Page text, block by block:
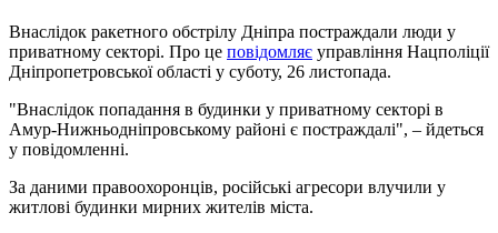
Внаслідок ракетного обстрілу Дніпра постраждали люди у
приватному секторі. Про це повідомляє управління Нацполіції
Дніпропетровської області у суботу, 26 листопада.
"Внаслідок попадання в будинки у приватному секторі в
Амур-Нижньодніпровському районі є постраждалі", – йдеться
у повідомленні.
За даними правоохоронців, російські агресори влучили у
житлові будинки мирних жителів міста.